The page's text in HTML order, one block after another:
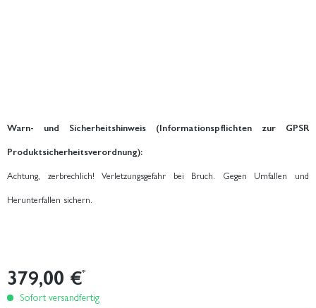
Warn- und Sicherheitshinweis (Informationspflichten zur GPSR
Produktsicherheitsverordnung):
Achtung, zerbrechlich! Verletzungsgefahr bei Bruch. Gegen Umfallen und
Herunterfallen sichern.
379,00 €*
Sofort versandfertig